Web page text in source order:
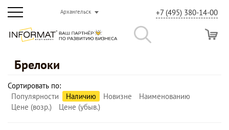
Архангельск +7 (495) 380-14-00
Брелоки
Сортировать по:
Популярности
Наличию Новизне
Наименованию
Цене (возр.)
Цене (убыв.)